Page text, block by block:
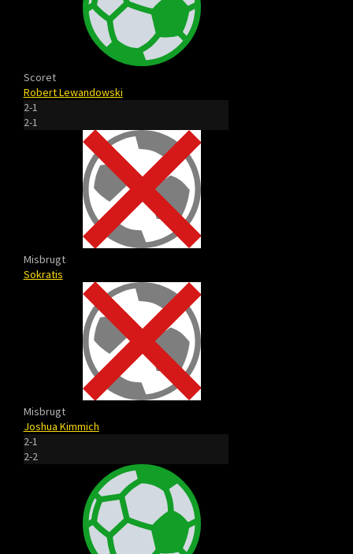
Scoret
Robert Lewandowski
2-1
2-1
Misbrugt
Sokratis
Misbrugt
Joshua Kimmich
2-1
2-2